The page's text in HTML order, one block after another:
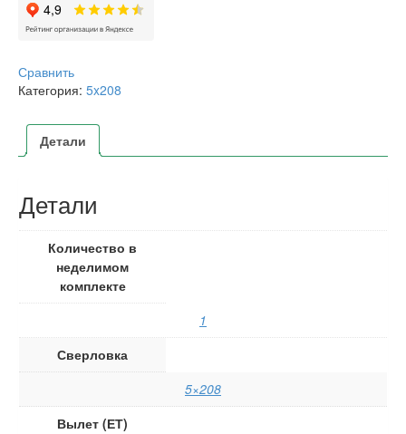
Сравнить
Категория: 5x208
Детали
Детали
Количество в
неделимом
комплекте
1
Сверловка
5×208
Вылет (ЕТ)